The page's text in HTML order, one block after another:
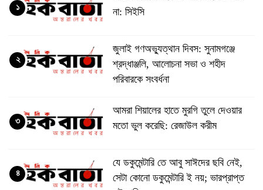
না: সিইসি
১
জুলাই গণঅভ্যুত্থান দিবস: সুনামগঞ্জে
শ্রদ্ধাঞ্জলি, আলোচনা সভা ও শহীদ
পরিবারকে সংবর্ধনা
২
‎আমরা শিয়ালের হাতে মুরগি তুলে দেওয়ার
মতো ভুল করেছি: রেজাউল করীম
৩
যে ডকুমেন্টারি তে আবু সাঈদের ছবি নেই,
সেটা কোনো ডকুমেন্টারি ই নয়; ভারপ্রাপ্ত
৪